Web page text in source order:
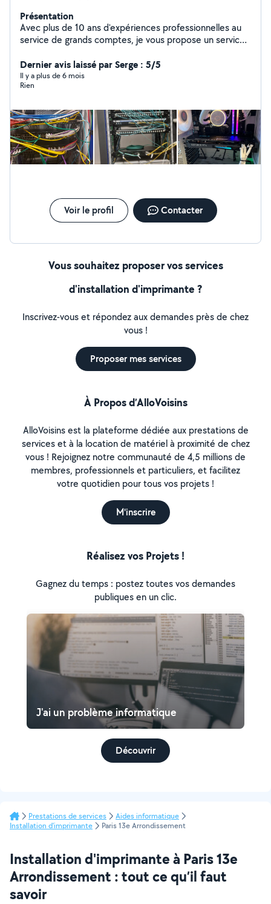
Présentation
Avec plus de 10 ans d'expériences professionnelles au
service de grands comptes, je vous propose un service
support, installation et administration de réseau et
systèmes, maintenance et configuration de tout type
de matériel informatique
Dernier avis laissé par Serge : 5/5
Il y a plus de 6 mois
Rien
Voir le profil Contacter
Vous souhaitez proposer vos services
d'installation d'imprimante ?
Inscrivez-vous et répondez aux demandes près de chez
vous !
Proposer mes services
À Propos d’AlloVoisins
AlloVoisins est la plateforme dédiée aux prestations de
services et à la location de matériel à proximité de chez
vous ! Rejoignez notre communauté de 4,5 millions de
membres, professionnels et particuliers, et facilitez
votre quotidien pour tous vos projets !
M'inscrire
Réalisez vos Projets !
Gagnez du temps : postez toutes vos demandes
publiques en un clic.
J'ai un problème informatique
Découvrir
Prestations de services
Aides informatique
Installation d'imprimante
Paris 13e Arrondissement
Installation d'imprimante à Paris 13e
Arrondissement : tout ce qu’il faut
savoir